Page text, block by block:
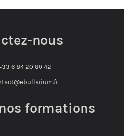
nous
6 84 20 80 42
formations